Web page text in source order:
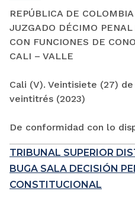
REPÚBLICA DE COLOMBIA
JUZGADO DÉCIMO
CON FUNCIONES DE
CALI – VALLE
Cali (V). Veintisiete (27)
veintitrés (2023)
De conformidad con lo
TRIBUNAL SUPERIOR
BUGA SALA DECISIÓN
CONSTITUCIONAL